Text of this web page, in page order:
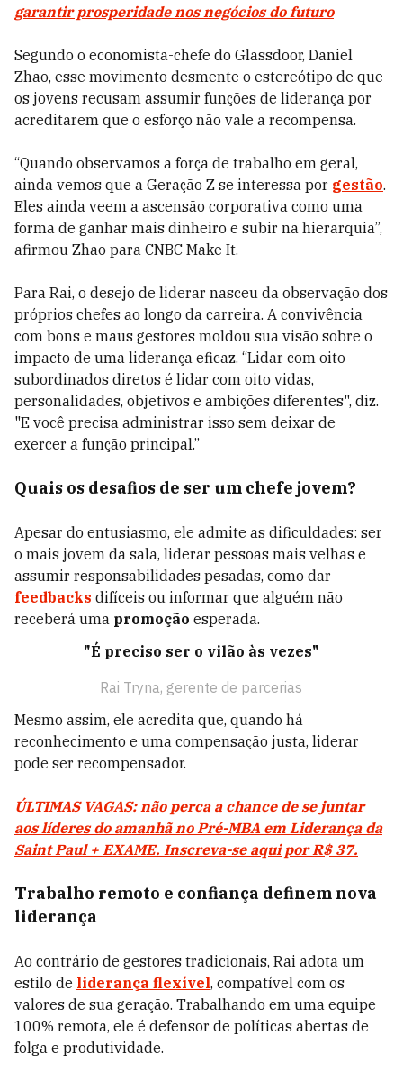
garantir prosperidade nos negócios do futuro
Segundo o economista-chefe do Glassdoor, Daniel
Zhao, esse movimento desmente o estereótipo de que
os jovens recusam assumir funções de liderança por
acreditarem que o esforço não vale a recompensa.
“Quando observamos a força de trabalho em geral,
ainda vemos que a Geração Z se interessa por gestão.
Eles ainda veem a ascensão corporativa como uma
forma de ganhar mais dinheiro e subir na hierarquia”,
afirmou Zhao para CNBC Make It.
Para Rai, o desejo de liderar nasceu da observação dos
próprios chefes ao longo da carreira. A convivência
com bons e maus gestores moldou sua visão sobre o
impacto de uma liderança eficaz. “Lidar com oito
subordinados diretos é lidar com oito vidas,
personalidades, objetivos e ambições diferentes", diz.
"E você precisa administrar isso sem deixar de
exercer a função principal.”
Quais os desafios de ser um chefe jovem?
Apesar do entusiasmo, ele admite as dificuldades: ser
o mais jovem da sala, liderar pessoas mais velhas e
assumir responsabilidades pesadas, como dar
feedbacks difíceis ou informar que alguém não
receberá uma promoção esperada.
"É preciso ser o vilão às vezes"
Rai Tryna, gerente de parcerias
Mesmo assim, ele acredita que, quando há
reconhecimento e uma compensação justa, liderar
pode ser recompensador.
ÚLTIMAS VAGAS: não perca a chance de se juntar
aos líderes do amanhã no Pré-MBA em Liderança da
Saint Paul + EXAME. Inscreva-se aqui por R$ 37.
Trabalho remoto e confiança definem nova
liderança
Ao contrário de gestores tradicionais, Rai adota um
estilo de liderança flexível, compatível com os
valores de sua geração. Trabalhando em uma equipe
100% remota, ele é defensor de políticas abertas de
folga e produtividade.